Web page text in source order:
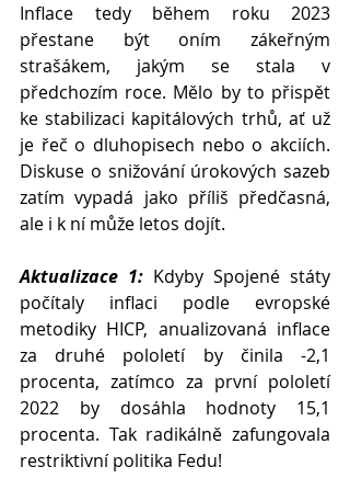
Inflace tedy během roku 2023
přestane být oním zákeřným
strašákem, jakým se stala v
předchozím roce. Mělo by to přispět
ke stabilizaci kapitálových trhů, ať už
je řeč o dluhopisech nebo o akciích.
Diskuse o snižování úrokových sazeb
zatím vypadá jako příliš předčasná,
ale i k ní může letos dojít.
Aktualizace 1: Kdyby Spojené státy
počítaly inflaci podle evropské
metodiky HICP, anualizovaná inflace
za druhé pololetí by činila -2,1
procenta, zatímco za první pololetí
2022 by dosáhla hodnoty 15,1
procenta. Tak radikálně zafungovala
restriktivní politika Fedu!